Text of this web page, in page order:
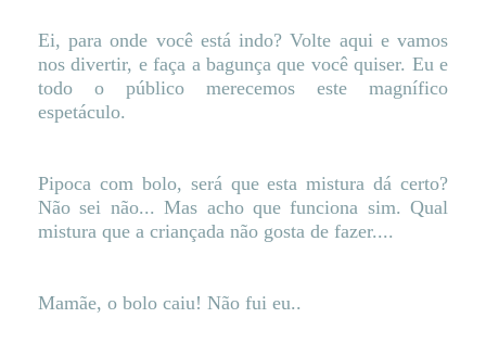
Ei, para onde você está indo? Volte aqui e vamos
nos divertir, e faça a bagunça que você quiser. Eu e
todo o público merecemos este magnífico
espetáculo.
Pipoca com bolo, será que esta mistura dá certo?
Não sei não... Mas acho que funciona sim. Qual
mistura que a criançada não gosta de fazer....
Mamãe, o bolo caiu! Não fui eu..